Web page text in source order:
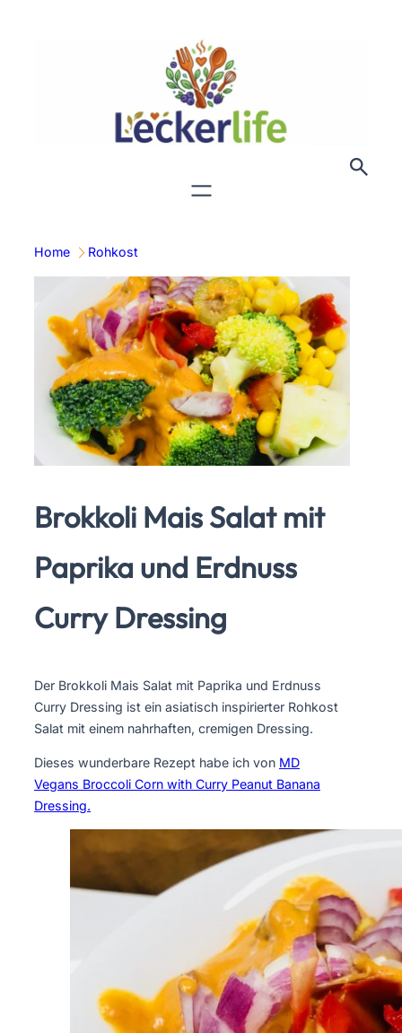
Home Rohkost
Brokkoli Mais Salat mit
Paprika und Erdnuss
Curry Dressing
Der Brokkoli Mais Salat mit Paprika und Erdnuss
Curry Dressing ist ein asiatisch inspirierter Rohkost
Salat mit einem nahrhaften, cremigen Dressing.
Dieses wunderbare Rezept habe ich von MD
Vegans Broccoli Corn with Curry Peanut Banana
Dressing.